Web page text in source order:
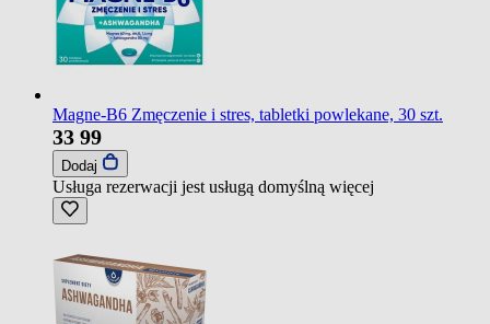
Magne-B6 Zmęczenie i stres, tabletki powlekane, 30 szt.
33 99
Dodaj
Usługa rezerwacji jest usługą domyślną więcej